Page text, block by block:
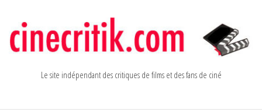
contenu
Le site indépendant des critiques de films et des fans de ciné